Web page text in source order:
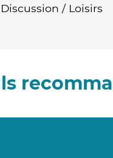
Discussion / Loisirs